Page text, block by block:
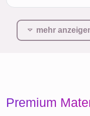
mehr
Premium